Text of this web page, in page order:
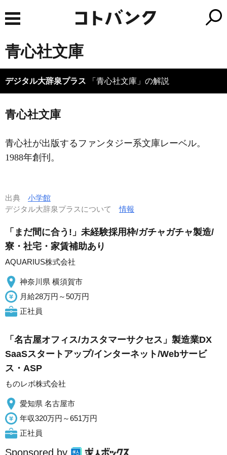
青心社文庫
デジタル大辞泉プラス 「青心社文庫」の解説
青心社文庫
青心社が出版するファンタジー系文庫レーベル。
1988年創刊。
出典 小学館
デジタル大辞泉プラスについて情報
「まだ間に合う!」未経験採用枠/ガチャガチャ製造/
寮・社宅・家賃補助あり
AQUARIUS株式会社
神奈川県 横須賀市
月給28万円～50万円
正社員
「名古屋オフィス/カスタマーサクセス」製造業DX
SaaSスタートアップ/インターネット/Webサービ
ス・ASP
ものレボ株式会社
愛知県 名古屋市
年収320万円～651万円
正社員
Sponsored by